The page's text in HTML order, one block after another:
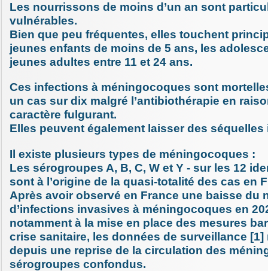
Les nourrissons de moins d’un an sont
vulnérables.
Bien que peu fréquentes, elles touchent
jeunes enfants de moins de 5 ans, les
jeunes adultes entre 11 et 24 ans.
Ces infections à méningocoques sont
un cas sur dix malgré l’antibiothérapie en
caractère fulgurant.
Elles peuvent également laisser des
Il existe plusieurs types de méningocoques :
Les sérogroupes A, B, C, W et Y - sur les 12
sont à l’origine de la quasi-totalité des cas en
Après avoir observé en France une baisse du
d’infections invasives à méningocoques en
notamment à la mise en place des mesures
crise sanitaire, les données de surveillance [1]
depuis une reprise de la circulation des
sérogroupes confondus.